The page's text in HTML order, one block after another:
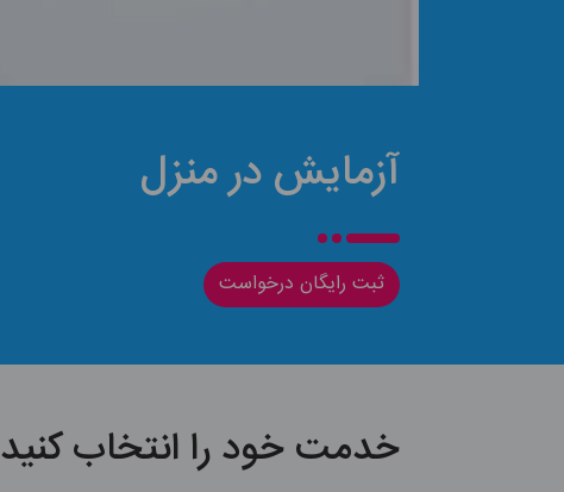
آزمایش در منزل
ثبت رایگان درخواست
خدمت خود را انتخاب کنید